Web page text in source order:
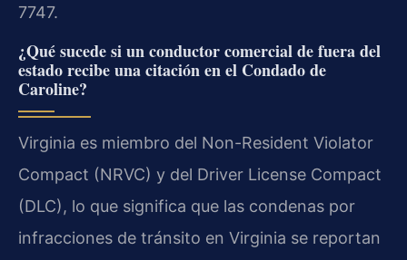
7747.
¿Qué sucede si un conductor comercial de fuera del
estado recibe una citación en el Condado de
Caroline?
Virginia es miembro del Non-Resident Violator
Compact (NRVC) y del Driver License Compact
(DLC), lo que significa que las condenas por
infracciones de tránsito en Virginia se reportan